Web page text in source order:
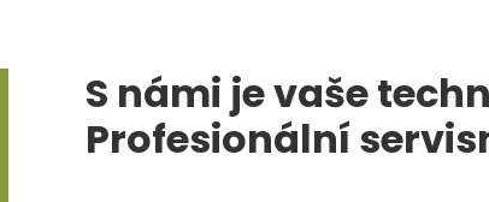
S námi je vaše
Profesionální